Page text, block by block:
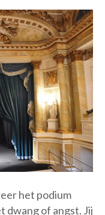
het podium
dwang of angst. Jij